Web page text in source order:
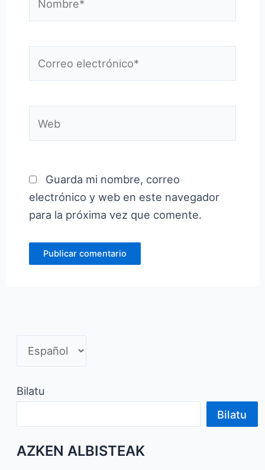
electrónico*
Guarda mi nombre, correo
electrónico y web en este navegador
para la próxima vez que comente.
Bilatu
Bilatu
AZKEN ALBISTEAK